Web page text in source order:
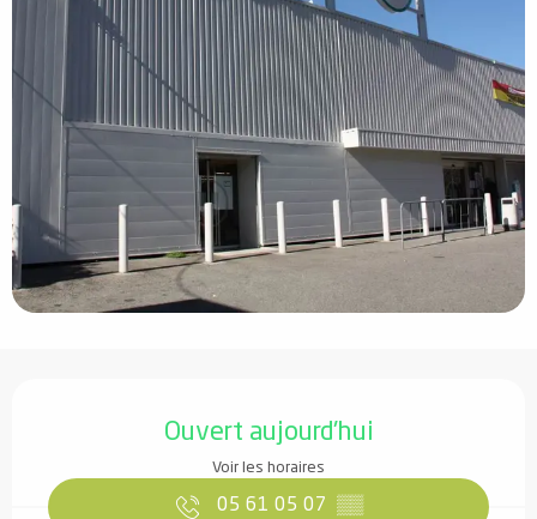
Ouvert aujourd'hui
Voir les horaires
05 61 05 07 ▒▒